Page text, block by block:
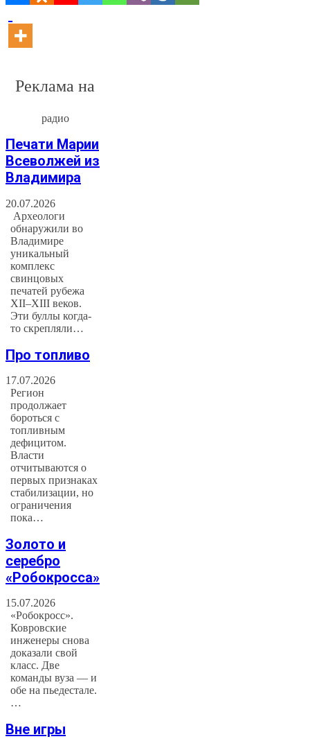
Реклама на
радио
Печати Марии
Всеволжей из
Владимира
20.07.2026
Археологи
обнаружили во
Владимире
уникальный
комплекс
свинцовых
печатей рубежа
XII–XIII веков.
Эти буллы когда-
то скрепляли…
Про топливо
17.07.2026
Регион
продолжает
бороться с
топливным
дефицитом.
Власти
отчитываются о
первых признаках
стабилизации, но
ограничения
пока…
Золото и
серебро
«Робокросса»
15.07.2026
«Робокросс».
Ковровские
инженеры снова
доказали свой
класс. Две
команды вуза — и
обе на пьедестале.
…
Вне игры